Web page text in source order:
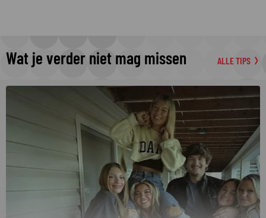
Wat je verder niet mag missen ALLE TIPS